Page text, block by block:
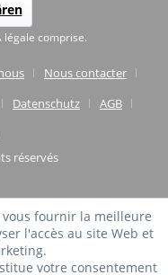
légale comprise.
Nous contacter
Datenschutz
AGB
réservés
vous fournir la meilleure
l'accès au site Web et
votre consentement